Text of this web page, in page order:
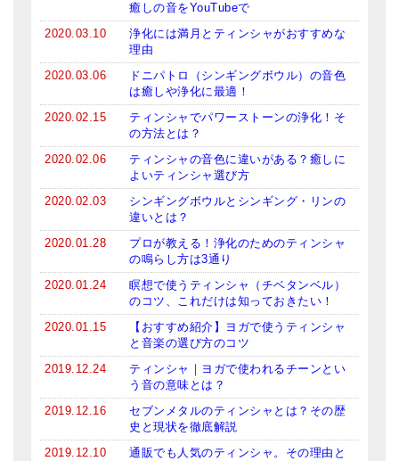
癒しの音をYouTubeで
2020.03.10
浄化には満月とティンシャがおすすめな
理由
2020.03.06
ドニパトロ（シンギングボウル）の音色
は癒しや浄化に最適！
2020.02.15
ティンシャでパワーストーンの浄化！そ
の方法とは？
2020.02.06
ティンシャの音色に違いがある？癒しに
よいティンシャ選び方
2020.02.03
シンギングボウルとシンギング・リンの
違いとは？
2020.01.28
プロが教える！浄化のためのティンシャ
の鳴らし方は3通り
2020.01.24
瞑想で使うティンシャ（チベタンベル）
のコツ、これだけは知っておきたい！
2020.01.15
【おすすめ紹介】ヨガで使うティンシャ
と音楽の選び方のコツ
2019.12.24
ティンシャ｜ヨガで使われるチーンとい
う音の意味とは？
2019.12.16
セブンメタルのティンシャとは？その歴
史と現状を徹底解説
2019.12.10
通販でも人気のティンシャ。その理由と